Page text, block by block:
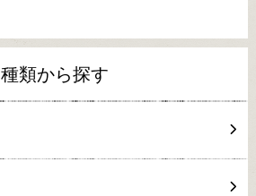
種類から探す